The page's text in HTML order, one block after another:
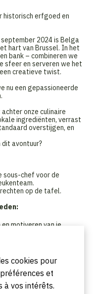
historisch erfgoed en
2024 is Belga
hart van Brussel. In het
bank – combineren we
sfeer en serveren we het
creatieve twist.
nu een gepassioneerde
onze culinaire
ingrediënten, verrast
overstijgen, en
dit avontuur?
sous-chef voor de
op de tafel.
motiveren van je
en samenwerking
en
cookies pour
et
à vos intérêts.